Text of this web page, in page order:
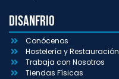
Disanfrio
Conócenos
Hostelería y Restauración
Trabaja con Nosotros
Tiendas Físicas